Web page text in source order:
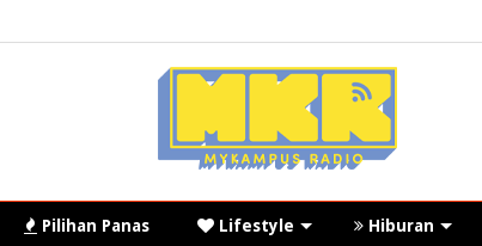
Pilihan Panas Lifestyle Hiburan